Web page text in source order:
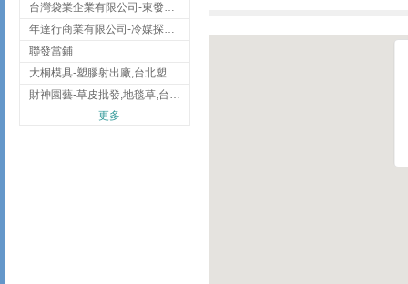
台灣袋業企業有限公司-東發企業社/台中太空袋/太空包
年達行商業有限公司-冷媒探漏儀,壓力錶組,真空泵浦,台北冷凍空調材料
聯發當鋪
大桐模具-塑膠射出廠,台北塑膠射出廠
財神園藝-草皮批發,地毯草,台北草,彰化地毯草,彰化台北草
更多